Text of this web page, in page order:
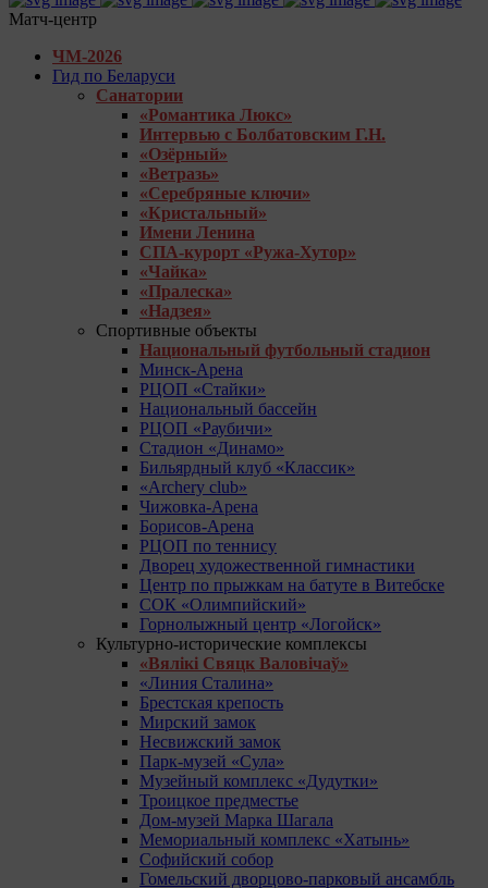
Матч-центр
ЧМ-2026
Гид по Беларуси
Санатории
«Романтика Люкс»
Интервью с Болбатовским Г.Н.
«Озёрный»
«Ветразь»
«Серебряные ключи»
«Кристальный»
Имени Ленина
СПА-курорт «Ружа-Хутор»
«Чайка»
«Пралеска»
«Надзея»
Спортивные объекты
Национальный футбольный стадион
Минск-Арена
РЦОП «Стайки»
Национальный бассейн
РЦОП «Раубичи»
Стадион «Динамо»
Бильярдный клуб «Классик»
«Archery club»
Чижовка-Арена
Борисов-Арена
РЦОП по теннису
Дворец художественной гимнастики
Центр по прыжкам на батуте в Витебске
СОК «Олимпийский»
Горнолыжный центр «Логойск»
Культурно-исторические комплексы
«Вялікі Свяцк Валовічаў»
«Линия Сталина»
Брестская крепость
Мирский замок
Несвижский замок
Парк-музей «Сула»
Музейный комплекс «Дудутки»
Троицкое предместье
Дом-музей Марка Шагала
Мемориальный комплекс «Хатынь»
Софийский собор
Гомельский дворцово-парковый ансамбль